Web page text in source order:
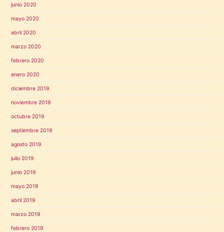
junio 2020
mayo 2020
abril 2020
marzo 2020
febrero 2020
enero 2020
diciembre 2019
noviembre 2019
octubre 2019
septiembre 2019
agosto 2019
julio 2019
junio 2019
mayo 2019
abril 2019
marzo 2019
febrero 2019